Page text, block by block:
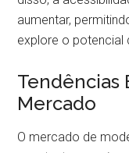
aumentar,
explore o potencial
Tendências
Mercado
O mercado de